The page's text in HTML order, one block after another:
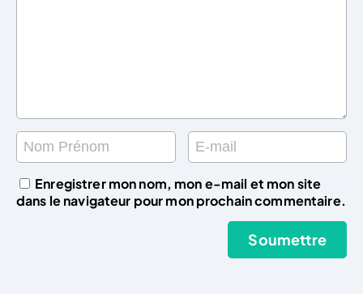
Enregistrer mon nom, mon e-mail et mon site
dans le navigateur pour mon prochain commentaire.